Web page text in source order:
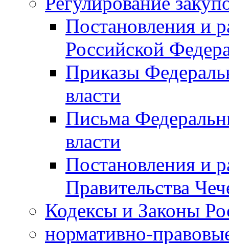
Постановления и
Российской
Приказы
власти
Письма
власти
Постановления и
Правительства
Кодексы и Законы
нормативно-